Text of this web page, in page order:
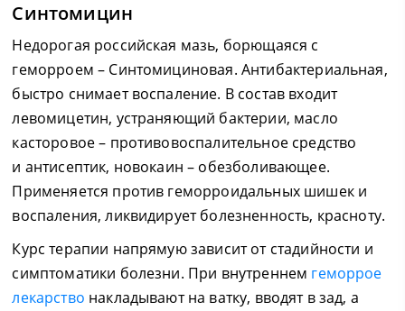
Синтомицин
Недорогая российская мазь, борющаяся с
геморроем – Синтомициновая. Антибактериальная,
быстро снимает воспаление. В состав входит
левомицетин, устраняющий бактерии, масло
касторовое – противовоспалительное средство
и антисептик, новокаин – обезболивающее.
Применяется против геморроидальных шишек и
воспаления, ликвидирует болезненность, красноту.
Курс терапии напрямую зависит от стадийности и
симптоматики болезни. При внутреннем геморрое
лекарство накладывают на ватку, вводят в зад, а